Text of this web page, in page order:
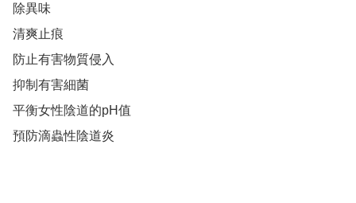
除異味
清爽止痕
防止有害物質侵入
抑制有害細菌
平衡女性陰道的pH值
預防滴蟲性陰道炎